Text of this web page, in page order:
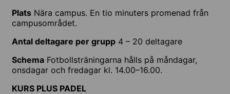
Plats Nära campus. En tio minuters promenad från
campusområdet.
Antal deltagare per grupp 4 – 20 deltagare
Schema Fotbollsträningarna hålls på måndagar,
onsdagar och fredagar kl. 14.00–16.00.
KURS PLUS PADEL